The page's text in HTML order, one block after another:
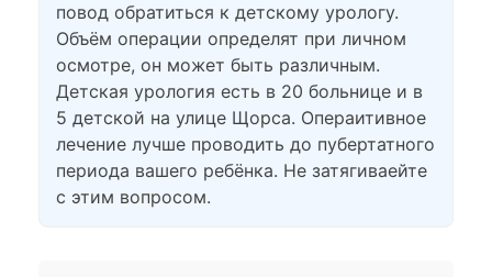
повод обратиться к детскому урологу.
Объём операции определят при личном
осмотре, он может быть различным.
Детская урология есть в 20 больнице и в
5 детской на улице Щорса. Операитивное
лечение лучше проводить до пубертатного
периода вашего ребёнка. Не затягиваейте
с этим вопросом.